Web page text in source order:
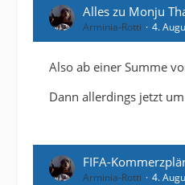
Alles zu Monju
Arminia-Rotti 4.
Also ab einer Summe
Dann allerdings jetzt
FIFA-
Arminia-Rotti 4.